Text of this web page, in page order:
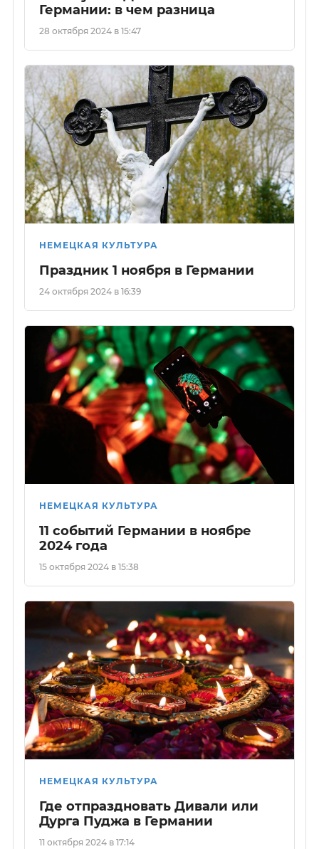
Германии: в чем разница
28 октября 2024 в 15:47
НЕМЕЦКАЯ КУЛЬТУРА
Праздник 1 ноября в Германии
24 октября 2024 в 16:39
НЕМЕЦКАЯ КУЛЬТУРА
11 событий Германии в ноябре
2024 года
15 октября 2024 в 15:38
НЕМЕЦКАЯ КУЛЬТУРА
Где отпраздновать Дивали или
Дурга Пуджа в Германии
11 октября 2024 в 17:14